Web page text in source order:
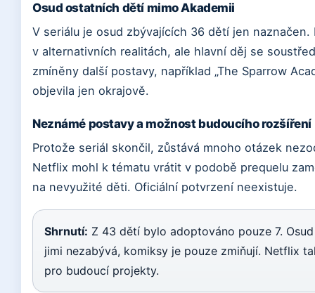
Osud ostatních dětí mimo Akademii
V seriálu je osud zbývajících 36 dětí jen
v alternativních realitách, ale hlavní děj se
zmíněny další postavy, například „The Sparrow
objevila jen okrajově.
Neznámé postavy a možnost budoucího rozšíření
Protože seriál skončil, zůstává mnoho otázek
Netflix mohl k tématu vrátit v podobě prequelu
na nevyužité děti. Oficiální potvrzení neexistuje.
Shrnutí: Z 43 dětí bylo adoptováno pouze 7.
jimi nezabývá, komiksy je pouze zmiňují. Netflix
pro budoucí projekty.